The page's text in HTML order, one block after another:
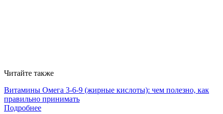
Читайте также
Витамины Омега 3-6-9 (жирные кислоты): чем полезно, как
правильно принимать
Подробнее